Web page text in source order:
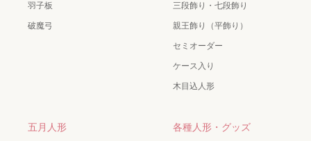
羽子板
破魔弓
三段飾り・七段飾り
親王飾り（平飾り）
セミオーダー
ケース入り
木目込人形
五月人形 各種人形・グッズ